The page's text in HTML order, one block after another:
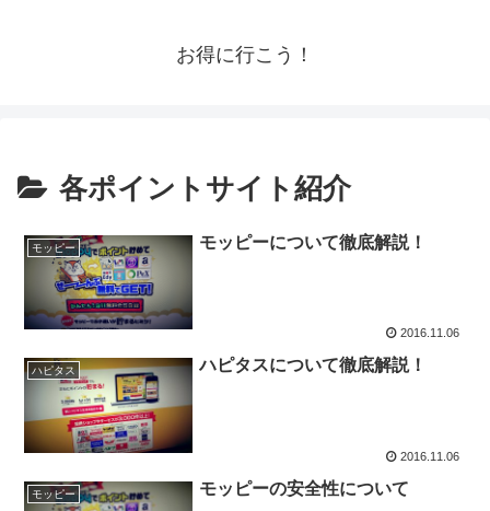
お得に行こう！
各ポイントサイト紹介
モッピー モッピーについて徹底解説！
2016.11.06
ハピタス ハピタスについて徹底解説！
2016.11.06
モッピー モッピーの安全性について